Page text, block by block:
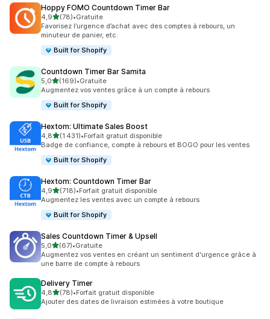
Hoppy FOMO Countdown Timer Bar
4,9étoile(s) sur 5
(78)
78 avis au total
•Gratuite
Favorisez l’urgence d’achat avec des comptes à rebours, un
minuteur de panier, etc.
Built for Shopify
Countdown Timer Bar Samita
5,0étoile(s) sur 5
(169)
169 avis au total
•Gratuite
Augmentez vos ventes grâce à un compte à rebours
Built for Shopify
Hextom: Ultimate Sales Boost
4,8étoile(s) sur 5
(1 431)
1431 avis au total
•Forfait gratuit disponible
Badge de confiance, compte à rebours et BOGO pour les ventes
Built for Shopify
Hextom: Countdown Timer Bar
4,9étoile(s) sur 5
(718)
718 avis au total
•Forfait gratuit disponible
Augmentez les ventes avec un compte à rebours
Built for Shopify
Sales Countdown Timer & Upsell
5,0étoile(s) sur 5
(67)
67 avis au total
•Gratuite
Augmentez vos ventes en créant un sentiment d'urgence grâce à
une barre de compte à rebours
Delivery Timer
4,8étoile(s) sur 5
(78)
78 avis au total
•Forfait gratuit disponible
Ajouter des dates de livraison estimées à votre boutique